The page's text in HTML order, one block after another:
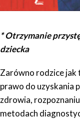
* Otrzymanie
dziecka
Zarówno rodzice jak
prawo do uzyskania
zdrowia,
metodach